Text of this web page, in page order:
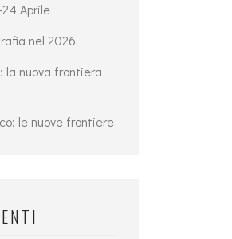
Aprile
nel 2026
la nuova frontiera
le nuove frontiere